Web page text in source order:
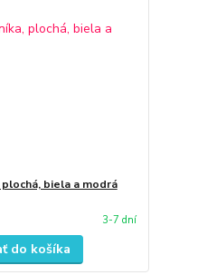
biela a modrá
3-7 dní
do košíka